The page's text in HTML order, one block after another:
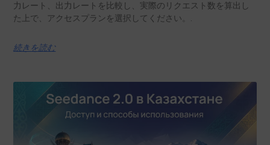
力レート、出力レートを比較し、実際のリクエスト数を算出し
た上で、アクセスプランを選択してください。.
続きを読む